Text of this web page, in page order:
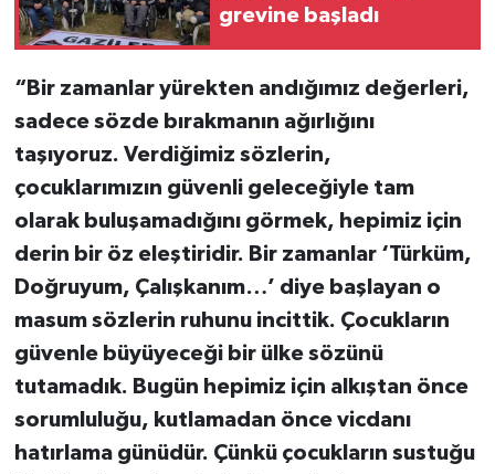
grevine başladı
“Bir zamanlar yürekten andığımız değerleri,
sadece sözde bırakmanın ağırlığını
taşıyoruz. Verdiğimiz sözlerin,
çocuklarımızın güvenli geleceğiyle tam
olarak buluşamadığını görmek, hepimiz için
derin bir öz eleştiridir. Bir zamanlar ‘Türküm,
Doğruyum, Çalışkanım…’ diye başlayan o
masum sözlerin ruhunu incittik. Çocukların
güvenle büyüyeceği bir ülke sözünü
tutamadık. Bugün hepimiz için alkıştan önce
sorumluluğu, kutlamadan önce vicdanı
hatırlama günüdür. Çünkü çocukların sustuğu